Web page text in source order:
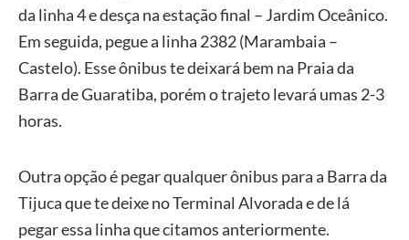
da linha 4 e desça na estação final – Jardim Oceânico.
Em seguida, pegue a linha 2382 (Marambaia –
Castelo). Esse ônibus te deixará bem na Praia da
Barra de Guaratiba, porém o trajeto levará umas 2-3
horas.
Outra opção é pegar qualquer ônibus para a Barra da
Tijuca que te deixe no Terminal Alvorada e de lá
pegar essa linha que citamos anteriormente.